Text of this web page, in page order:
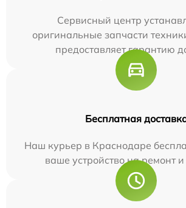
Сервисный центр
оригинальные запчасти
предоставляет гарантию
Бесплатная
Наш курьер в Краснодаре
ваше устройство на ремонт